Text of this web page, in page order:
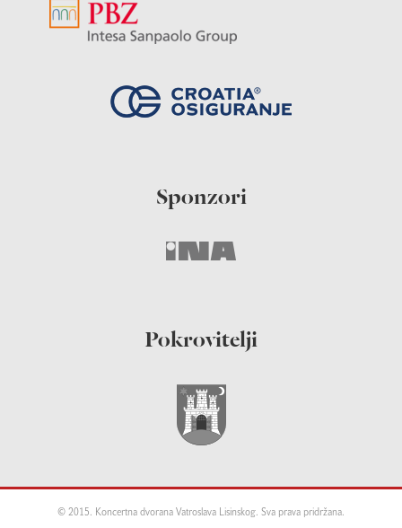
Sponzori
Pokrovitelji
© 2015. Koncertna dvorana Vatroslava Lisinskog. Sva prava pridržana.